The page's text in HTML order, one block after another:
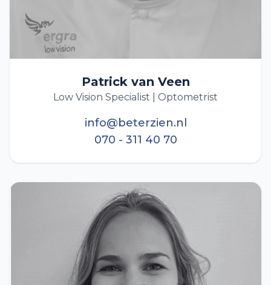
Patrick van Veen
Low Vision Specialist | Optometrist
info@beterzien.nl
070 - 311 40 70